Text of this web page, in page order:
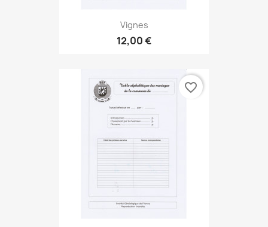
Vignes
12,00 €
favorite_border